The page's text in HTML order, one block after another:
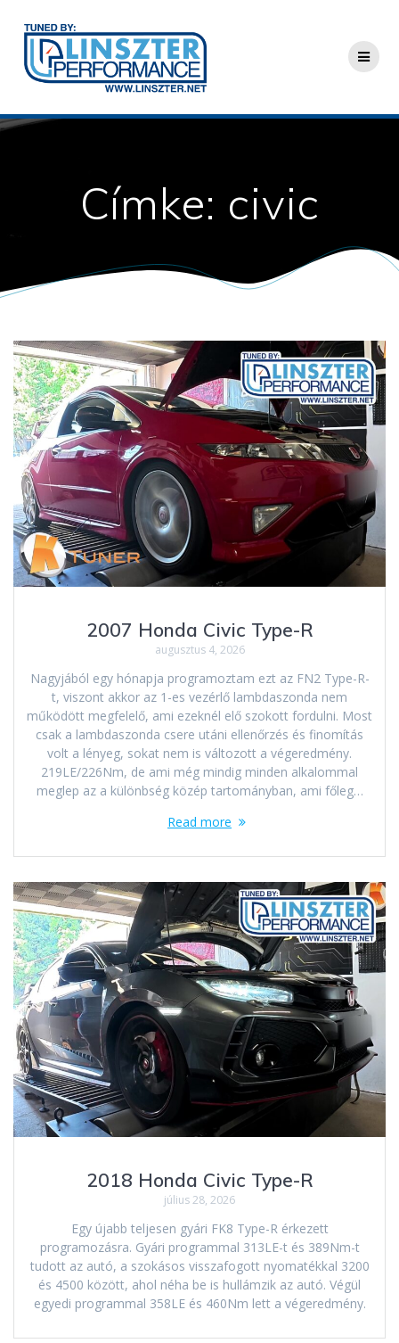
content
Címke: civic
2007 Honda Civic Type-R
augusztus 4, 2026
Nagyjából egy hónapja programoztam ezt az FN2 Type-R-
t, viszont akkor az 1-es vezérlő lambdaszonda nem
működött megfelelő, ami ezeknél elő szokott fordulni. Most
csak a lambdaszonda csere utáni ellenőrzés és finomítás
volt a lényeg, sokat nem is változott a végeredmény.
219LE/226Nm, de ami még mindig minden alkalommal
meglep az a különbség közép tartományban, ami főleg…
Read more
2018 Honda Civic Type-R
július 28, 2026
Egy újabb teljesen gyári FK8 Type-R érkezett
programozásra. Gyári programmal 313LE-t és 389Nm-t
tudott az autó, a szokásos visszafogott nyomatékkal 3200
és 4500 között, ahol néha be is hullámzik az autó. Végül
egyedi programmal 358LE és 460Nm lett a végeredmény.